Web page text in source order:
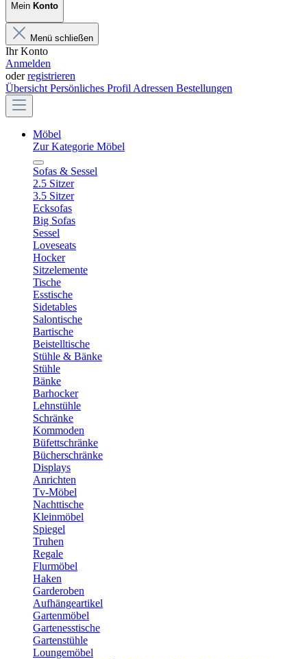
Mein Konto
Menü schließen
Ihr Konto
Anmelden
oderregistrieren
Übersicht Persönliches Profil Adressen Bestellungen
Möbel
Zur Kategorie Möbel
Sofas & Sessel
2.5 Sitzer
3.5 Sitzer
Ecksofas
Big Sofas
Sessel
Loveseats
Hocker
Sitzelemente
Tische
Esstische
Sidetables
Salontische
Bartische
Beistelltische
Stühle & Bänke
Stühle
Bänke
Barhocker
Lehnstühle
Schränke
Kommoden
Büfettschränke
Bücherschränke
Displays
Anrichten
Tv-Möbel
Nachttische
Kleinmöbel
Spiegel
Truhen
Regale
Flurmöbel
Haken
Garderoben
Aufhängeartikel
Gartenmöbel
Gartenesstische
Gartenstühle
Loungemöbel